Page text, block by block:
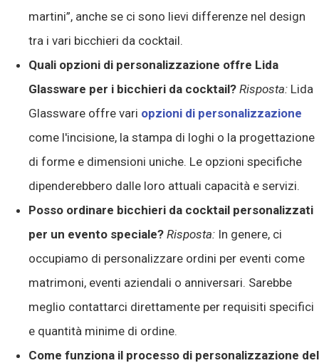
martini”, anche se ci sono lievi differenze nel design
tra i vari bicchieri da cocktail.
Quali opzioni di personalizzazione offre Lida
Glassware per i bicchieri da cocktail? Risposta: Lida
Glassware offre vari opzioni di personalizzazione
come l'incisione, la stampa di loghi o la progettazione
di forme e dimensioni uniche. Le opzioni specifiche
dipenderebbero dalle loro attuali capacità e servizi.
Posso ordinare bicchieri da cocktail personalizzati
per un evento speciale? Risposta: In genere, ci
occupiamo di personalizzare ordini per eventi come
matrimoni, eventi aziendali o anniversari. Sarebbe
meglio contattarci direttamente per requisiti specifici
e quantità minime di ordine.
Come funziona il processo di personalizzazione del